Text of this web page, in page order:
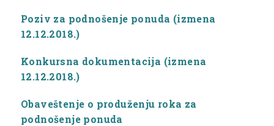
Poziv za podnošenje ponuda (izmena
12.12.2018.)
Konkursna dokumentacija (izmena
12.12.2018.)
Obaveštenje o produženju roka za
podnošenje ponuda